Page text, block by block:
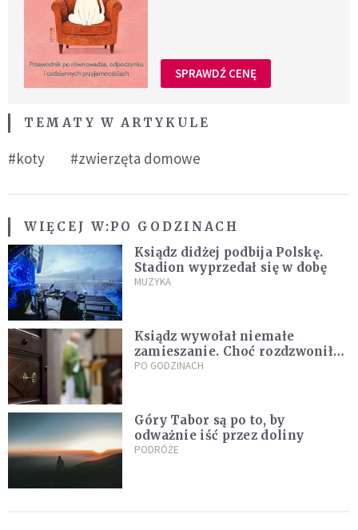
SPRAWDŹ CENĘ
TEMATY W ARTYKULE
#koty #zwierzęta domowe
WIĘCEJ W:PO GODZINACH
Ksiądz didżej podbija Polskę.
Stadion wyprzedał się w dobę
MUZYKA
Ksiądz wywołał niemałe
zamieszanie. Choć rozdzwoniły
się telefony z całego kraju,
PO GODZINACH
Góry Tabor są po to, by
odważnie iść przez doliny
PODRÓŻE